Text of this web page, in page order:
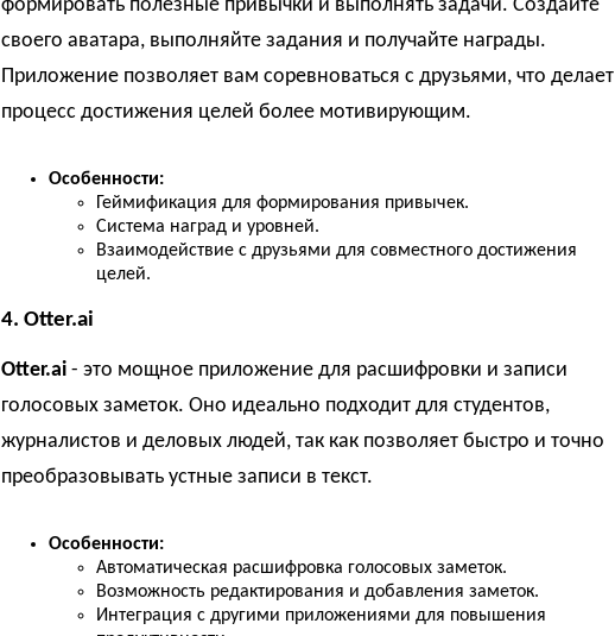
формировать полезные привычки и выполнять задачи. Создайте
своего аватара, выполняйте задания и получайте награды.
Приложение позволяет вам соревноваться с друзьями, что делает
процесс достижения целей более мотивирующим.
Особенности:
Геймификация для формирования привычек.
Система наград и уровней.
Взаимодействие с друзьями для совместного достижения
целей.
4. Otter.ai
Otter.ai- это мощное приложение для расшифровки и записи
голосовых заметок. Оно идеально подходит для студентов,
журналистов и деловых людей, так как позволяет быстро и точно
преобразовывать устные записи в текст.
Особенности:
Автоматическая расшифровка голосовых заметок.
Возможность редактирования и добавления заметок.
Интеграция с другими приложениями для повышения